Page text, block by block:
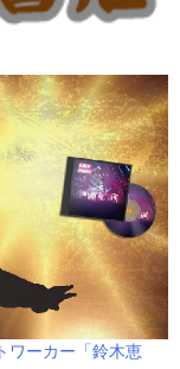
ワーカー「鈴木恵